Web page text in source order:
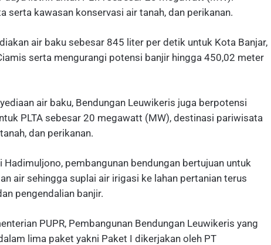
serta kawasan konservasi air tanah, dan perikanan.
air baku sebesar 845 liter per detik untuk Kota Banjar,
serta mengurangi potensi banjir hingga 450,02 meter
air baku, Bendungan Leuwikeris juga berpotensi
PLTA sebesar 20 megawatt (MW), destinasi pariwisata
dan perikanan.
Hadimuljono, pembangunan bendungan bertujuan untuk
air sehingga suplai air irigasi ke lahan pertanian terus
pengendalian banjir.
PUPR, Pembangunan Bendungan Leuwikeris yang
lima paket yakni Paket I dikerjakan oleh PT